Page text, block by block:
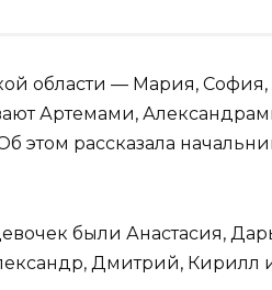
области — Мария, София,
Артемами,
рассказала
были Анастасия,
Дмитрий, Кирилл